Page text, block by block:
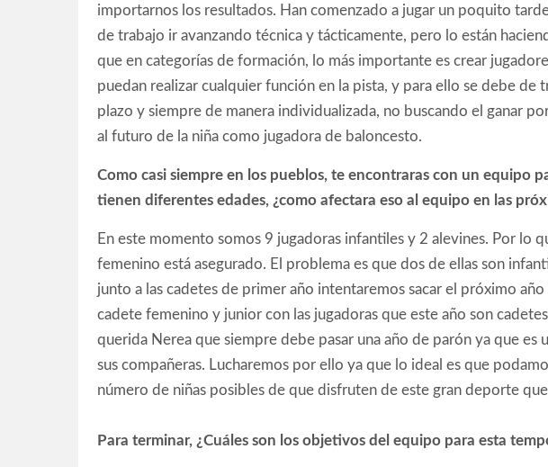
importarnos los resultados. Han comenzado a jugar un poquito
de trabajo ir avanzando técnica y tácticamente, pero lo están
que en categorías de formación, lo más importante es crear
puedan realizar cualquier función en la pista, y para ello se debe de
plazo y siempre de manera individualizada, no buscando el ganar
al futuro de la niña como jugadora de baloncesto.
Como casi siempre en los pueblos, te encontraras con un equipo
tienen diferentes edades, ¿como afectara eso al equipo en las
En este momento somos 9 jugadoras infantiles y 2 alevines. Por lo
femenino está asegurado. El problema es que dos de ellas son
junto a las cadetes de primer año intentaremos sacar el próximo
cadete femenino y junior con las jugadoras que este año son
querida Nerea que siempre debe pasar una año de parón ya que es
sus compañeras. Lucharemos por ello ya que lo ideal es que
número de niñas posibles de que disfruten de este gran deporte
Para terminar, ¿Cuáles son los objetivos del equipo para esta